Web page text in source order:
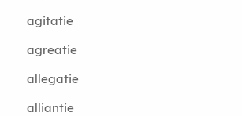
agitatie
agreatie
allegatie
alliantie